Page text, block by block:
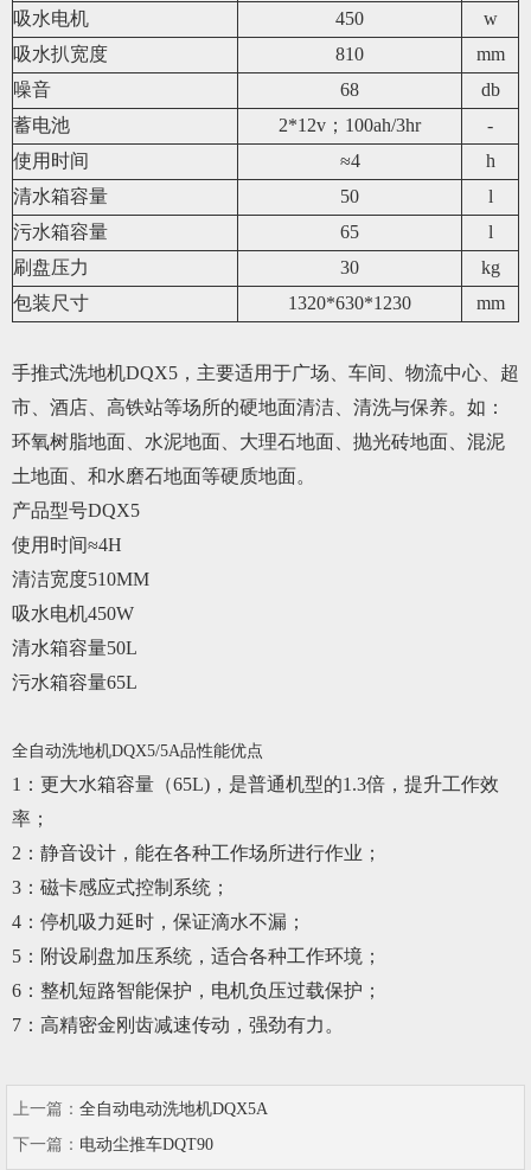
吸水电机
450
w
吸水扒宽度
810
mm
噪音
68
db
蓄电池
2*12v；100ah/3hr
-
使用时间
≈4
h
清水箱容量
50
l
污水箱容量
65
l
刷盘压力
30
kg
包装尺寸
1320*630*1230 mm
手推式洗地机DQX5，主要适用于广场、车间、物流中心、超
市、酒店、高铁站等场所的硬地面清洁、清洗与保养。如：
环氧树脂地面、水泥地面、大理石地面、抛光砖地面、混泥
土地面、和水磨石地面等硬质地面。
产品型号DQX5
使用时间≈4H
清洁宽度510MM
吸水电机450W
清水箱容量50L
污水箱容量65L
全自动洗地机DQX5/5A品性能优点
1：更大水箱容量（65L)，是普通机型的1.3倍，提升工作效
率；
2：静音设计，能在各种工作场所进行作业；
3：磁卡感应式控制系统；
4：停机吸力延时，保证滴水不漏；
5：附设刷盘加压系统，适合各种工作环境；
6：整机短路智能保护，电机负压过载保护；
7：高精密金刚齿减速传动，强劲有力。
上一篇： 全自动电动洗地机DQX5A
下一篇： 电动尘推车DQT90